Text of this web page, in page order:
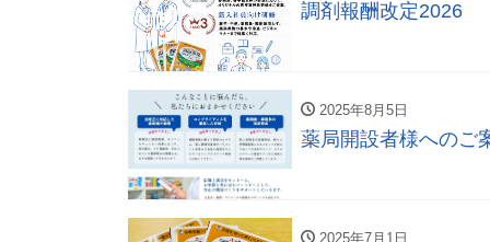
調剤報酬改定2026
2025年8月5日
薬局開設者様へのご
2025年7月1日